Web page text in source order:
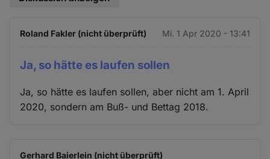
Roland Fakler (nicht überprüft) Mi. 1 Apr 2020 - 13:41
Ja, so hätte es laufen sollen
Ja, so hätte es laufen sollen, aber nicht am 1. April
2020, sondern am Buß- und Bettag 2018.
Gerhard Baierlein (nicht überprüft)